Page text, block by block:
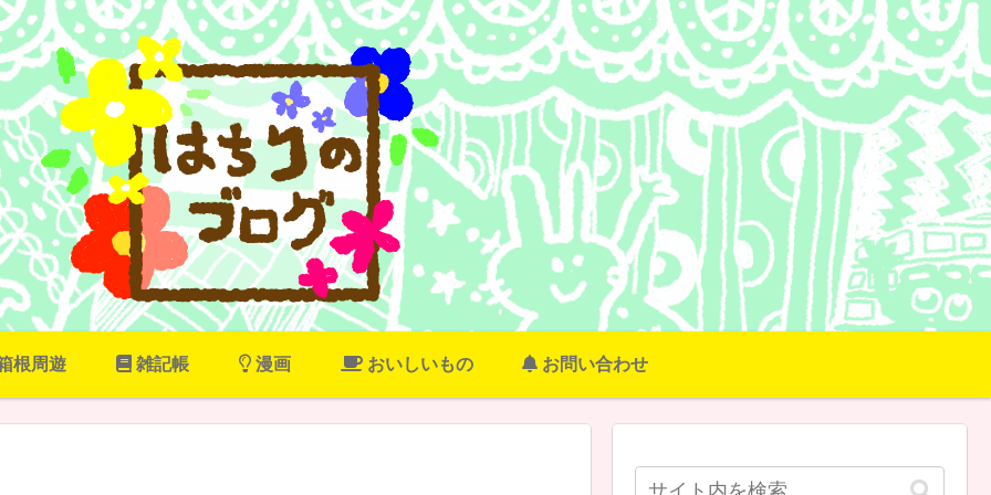
根周遊 雑記帳 漫画 おいしいもの お問い合わせ